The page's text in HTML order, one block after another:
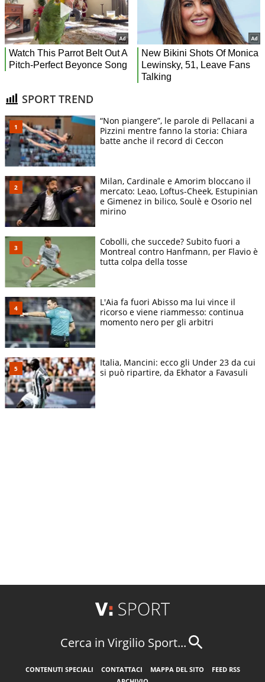
SPORT TREND
“Non piangere”, le parole di Pellacani a
Pizzini mentre fanno la storia: Chiara
batte anche il record di Ceccon
Milan, Cardinale e Amorim bloccano il
mercato: Leao, Loftus-Cheek, Estupinian
e Gimenez in bilico, Soulè e Osorio nel
mirino
Cobolli, che succede? Subito fuori a
Montreal contro Hanfmann, per Flavio è
tutta colpa della tosse
L'Aia fa fuori Abisso ma lui vince il
ricorso e viene riammesso: continua
momento nero per gli arbitri
Italia, Mancini: ecco gli Under 23 da cui
si può ripartire, da Ekhator a Favasuli
Cerca in Virgilio Sport...
CONTENUTI SPECIALI CONTATTACI MAPPA DEL SITO
FEED RSS